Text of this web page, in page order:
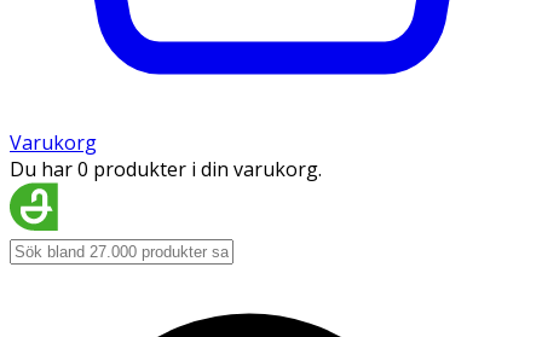
Varukorg
Du har 0 produkter i din varukorg.